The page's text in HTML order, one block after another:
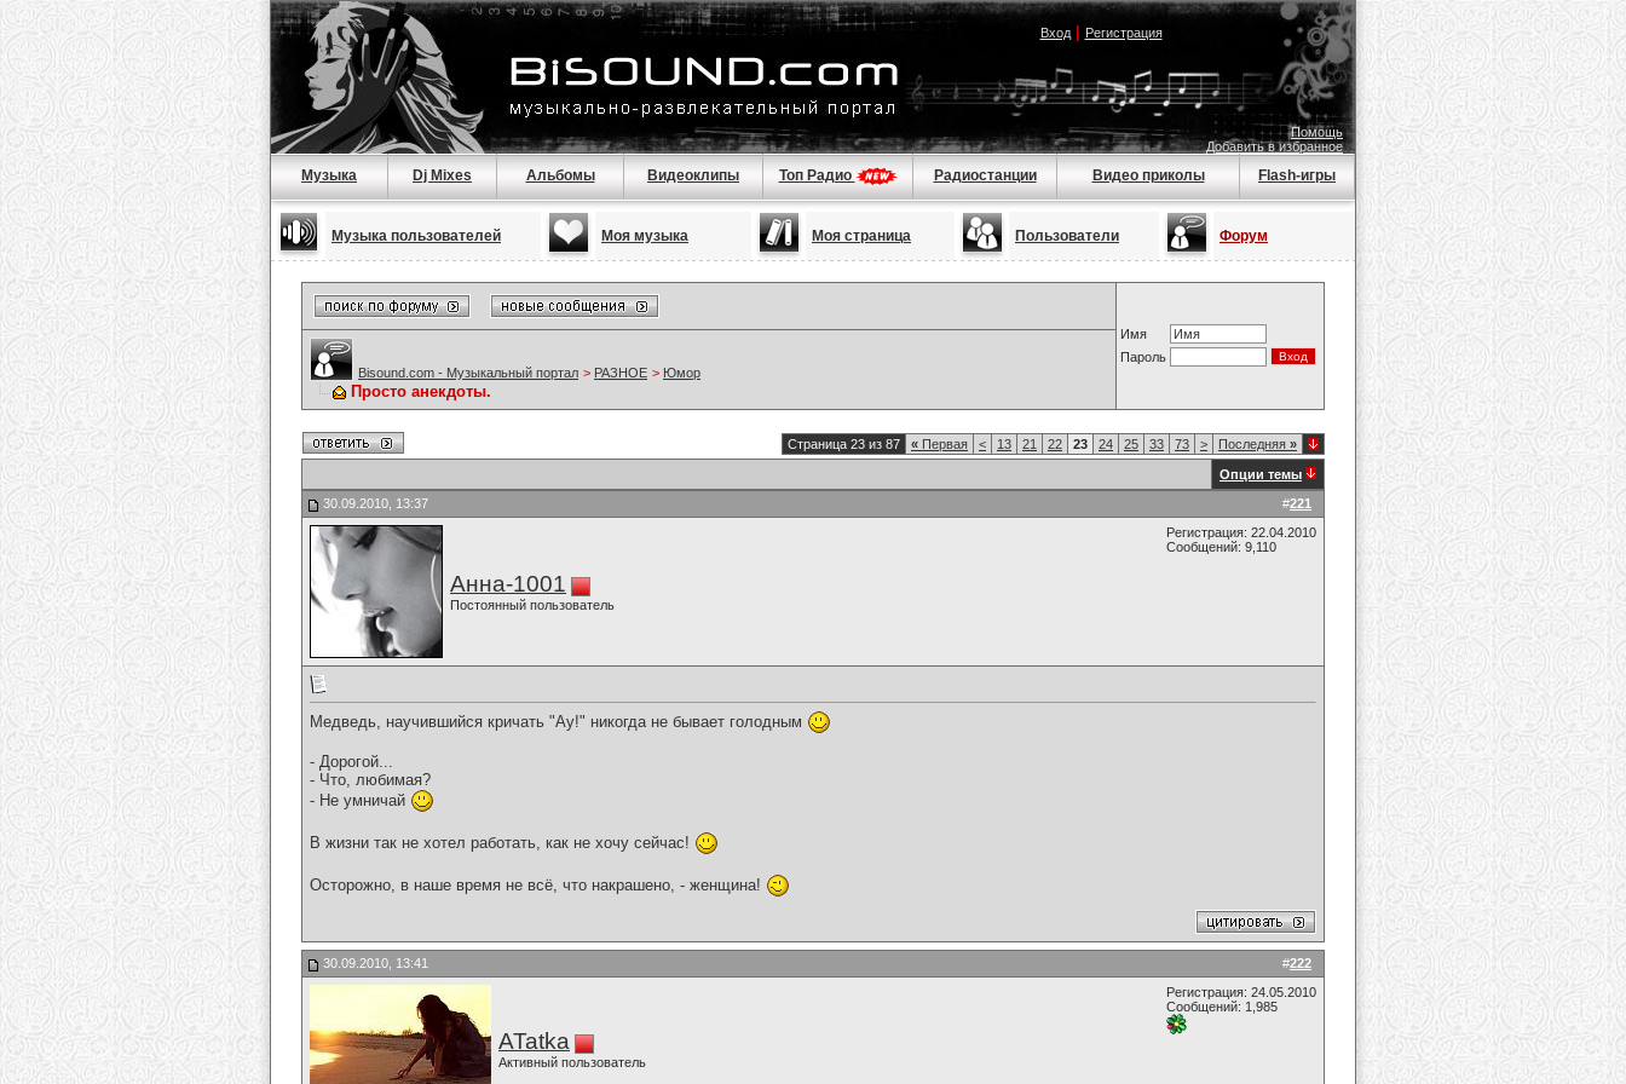
Вход| Регистрация
Помощь
Добавить в избранное
Музыка Dj Mixes Альбомы Видеоклипы Топ Радио Радиостанции Видео приколы Flash-игры
Музыка пользователей Моя музыка Моя страница Пользователи Форум
Имя
Пароль
Bisound.com - Музыкальный портал > РАЗНОЕ > Юмор
Просто анекдоты.
Страница 23 из 87 « Первая < 13 21 22 23 24 25 33 73 > Последняя »
Опции темы
#221
30.09.2010, 13:37
Анна-1001
Постоянный пользователь
Регистрация: 22.04.2010
Сообщений: 9,110
Медведь, научившийся кричать "Ау!" никогда не бывает голодным
- Дорогой...
- Что, любимая?
- Не умничай
В жизни так не хотел работать, как не хочу сейчас!
Осторожно, в наше время не всё, что накрашено, - женщина!
#222
30.09.2010, 13:41
ATatka
Активный пользователь
Регистрация: 24.05.2010
Сообщений: 1,985